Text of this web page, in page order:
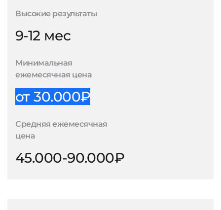
Высокие результаты
9-12 мес
Минимальная
ежемесячная цена
от 30.000₽
Средняя ежемесячная
цена
45.000-90.000₽